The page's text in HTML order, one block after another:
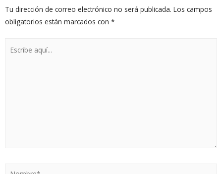
Tu dirección de correo electrónico no será publicada. Los campos
obligatorios están marcados con *